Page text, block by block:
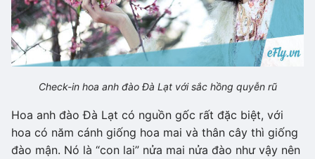
Check-in hoa anh đào Đà Lạt với sắc hồng quyễn rũ
Hoa anh đào Đà Lạt có nguồn gốc rất đặc biệt, với
hoa có năm cánh giống hoa mai và thân cây thì giống
đào mận. Nó là “con lai” nửa mai nửa đào như vậy nên